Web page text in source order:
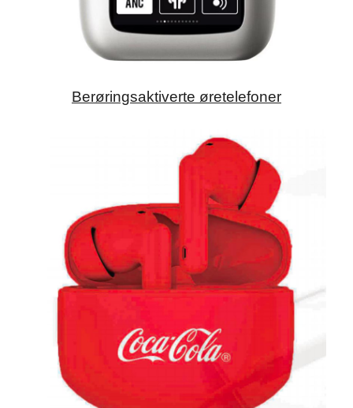
Berøringsaktiverte øretelefoner